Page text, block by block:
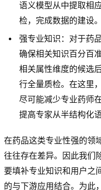
语义模型从中提取相
检，完成数据的建设。
强专业知识：对于药
确保相关知识百分百
相关属性维度的候选
行全量质检。在这里
尽可能减少专业药师
提高专家从半结构化
在药品这类专业性强的领
往往存在差异。因此我们
要填补专业知识和用户之
的与下游应用结合。为此